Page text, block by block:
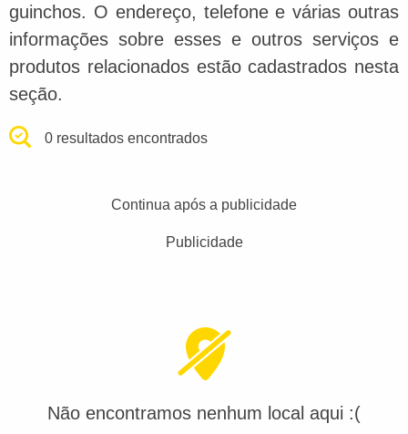
guinchos. O endereço, telefone e várias outras
informações sobre esses e outros serviços e
produtos relacionados estão cadastrados nesta
seção.
0 resultados encontrados
Continua após a publicidade
Publicidade
Não encontramos nenhum local aqui :(